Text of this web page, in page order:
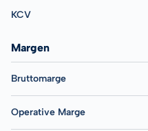
KCV
Margen
Bruttomarge
Operative Marge